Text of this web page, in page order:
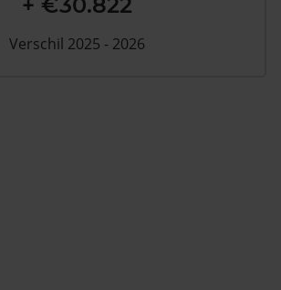
Verschil 2025 - 2026